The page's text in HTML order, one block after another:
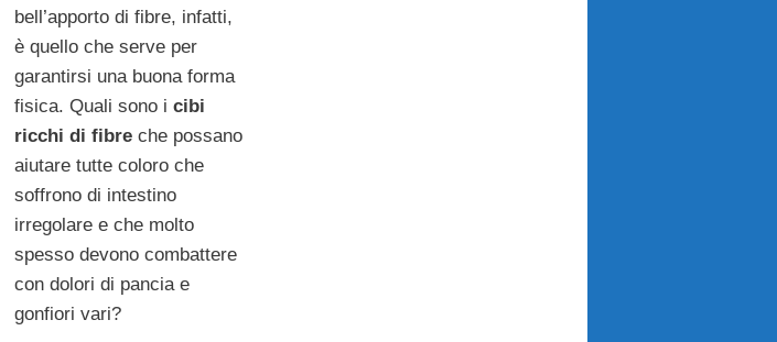
bell’apporto di fibre, infatti,
è quello che serve per
garantirsi una buona forma
fisica. Quali sono i cibi
ricchi di fibreche possano
aiutare tutte coloro che
soffrono di intestino
irregolare e che molto
spesso devono combattere
con dolori di pancia e
gonfiori vari?